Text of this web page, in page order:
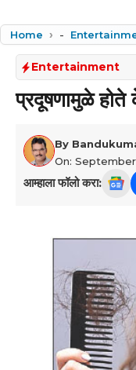
Home -
Entertainment
प्रदूषणामुळे
By
On:
आम्हाला फॉलो करा: